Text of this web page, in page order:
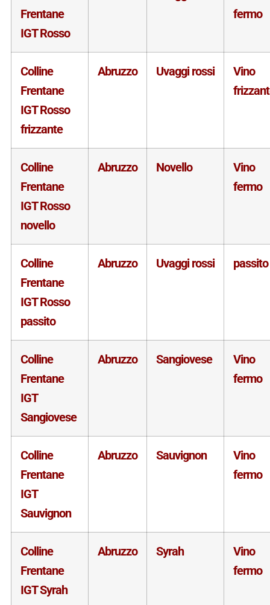
Frentane
IGT Rosso
fermo
Colline
Frentane
IGT Rosso
frizzante
Abruzzo Uvaggi rossi
Vino
Colline
Frentane
IGT Rosso
novello
Abruzzo Novello
Vino
fermo
Colline
Frentane
IGT Rosso
passito
Abruzzo Uvaggi rossi passito
Colline
Frentane
IGT
Sangiovese
Abruzzo Sangiovese
Vino
fermo
Colline
Frentane
IGT
Sauvignon
Abruzzo Sauvignon
Vino
fermo
Colline
Frentane
IGT Syrah
Abruzzo Syrah
Vino
fermo